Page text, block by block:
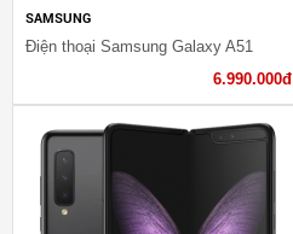
SAMSUNG
Điện thoại Samsung Galaxy A51
6.990.000đ